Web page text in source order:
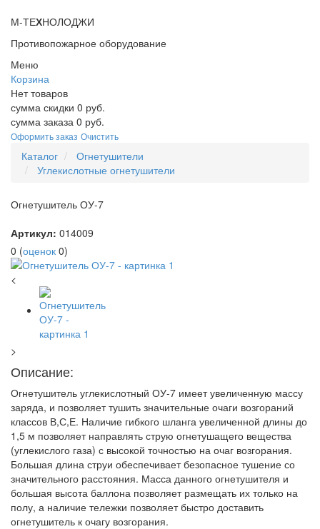
М-ТЕХНОЛОДЖИ
Противопожарное оборудование
Меню
Корзина
Нет товаров
сумма скидки 0 руб.
сумма заказа 0 руб.
Оформить заказ Очистить
Каталог
Огнетушители
Углекислотные огнетушители
Огнетушитель ОУ-7
Артикул: 014009
0 (оценок 0)
<
>
Описание:
Огнетушитель углекислотный ОУ-7 имеет увеличенную массу
заряда, и позволяет тушить значительные очаги возгораний
классов В,С,Е. Наличие гибкого шланга увеличенной длины до
1,5 м позволяет направлять струю огнетушащего вещества
(углекислого газа) с высокой точностью на очаг возгорания.
Большая длина струи обеспечивает безопасное тушение со
значительного расстояния. Масса данного огнетушителя и
большая высота баллона позволяет размещать их только на
полу, а наличие тележки позволяет быстро доставить
огнетушитель к очагу возгорания.